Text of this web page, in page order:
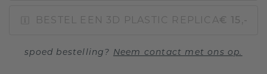
BESTEL EEN 3D PLASTIC REPLICA€ 15,-
spoed bestelling? Neem contact met ons op.